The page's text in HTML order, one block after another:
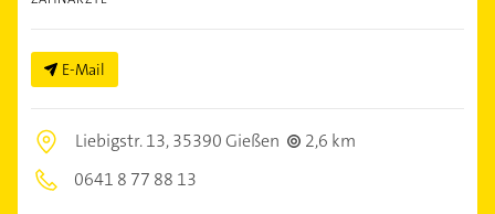
E-Mail
Liebigstr. 13,35390 Gießen
2,6 km
0641 8 77 88 13